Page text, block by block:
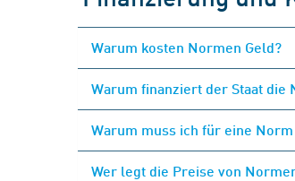
Warum kosten Normen Geld?
Warum finanziert der Staat
Warum muss ich für eine
Wer legt die Preise von